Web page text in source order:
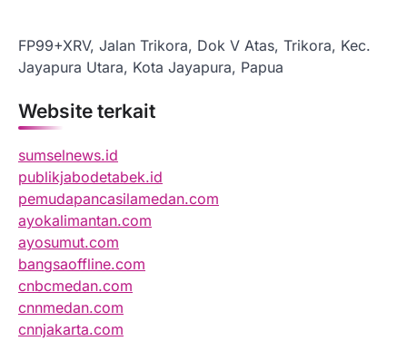
FP99+XRV, Jalan Trikora, Dok V Atas, Trikora, Kec.
Jayapura Utara, Kota Jayapura, Papua
Website terkait
sumselnews.id
publikjabodetabek.id
pemudapancasilamedan.com
ayokalimantan.com
ayosumut.com
bangsaoffline.com
cnbcmedan.com
cnnmedan.com
cnnjakarta.com